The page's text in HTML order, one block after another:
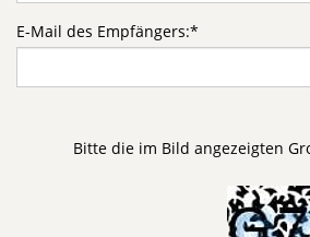
E-Mail des Empfängers:*
Bitte die im Bild angezeigten